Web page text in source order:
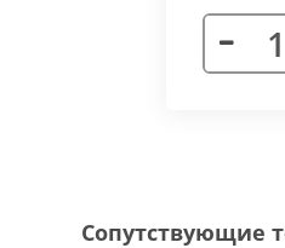
Декоративная
напольного
соединения 70
Сопутствующие